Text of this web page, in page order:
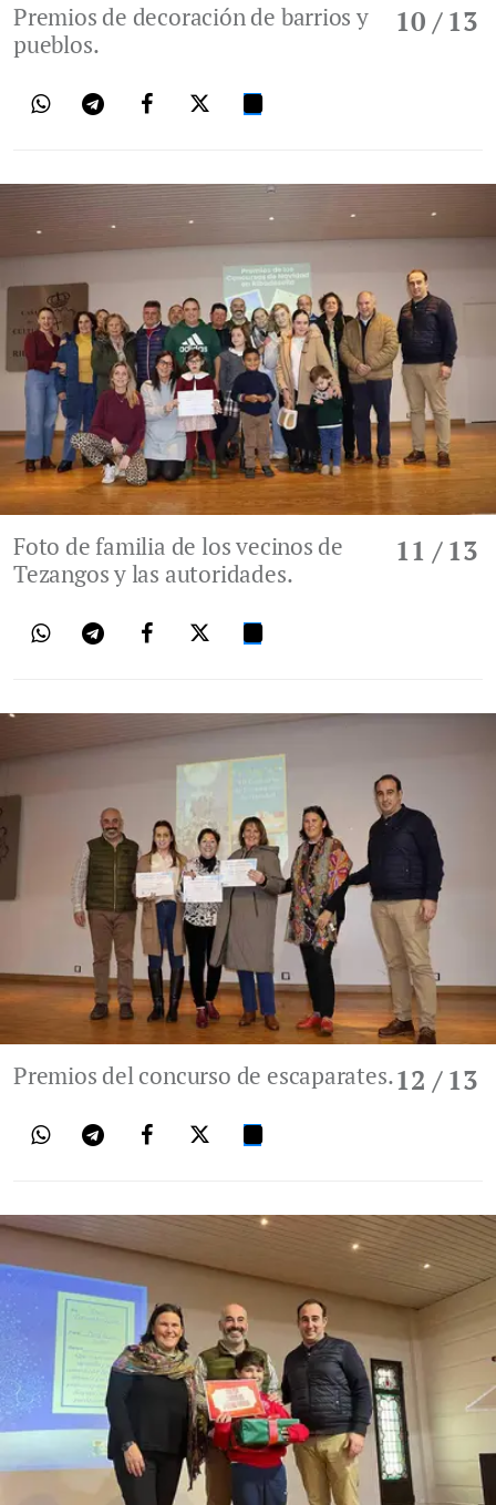
10/ 13
Premios de decoración de barrios y
pueblos.
11 / 13
Foto de familia de los vecinos de
Tezangos y las autoridades.
12 / 13
Premios del concurso de escaparates.